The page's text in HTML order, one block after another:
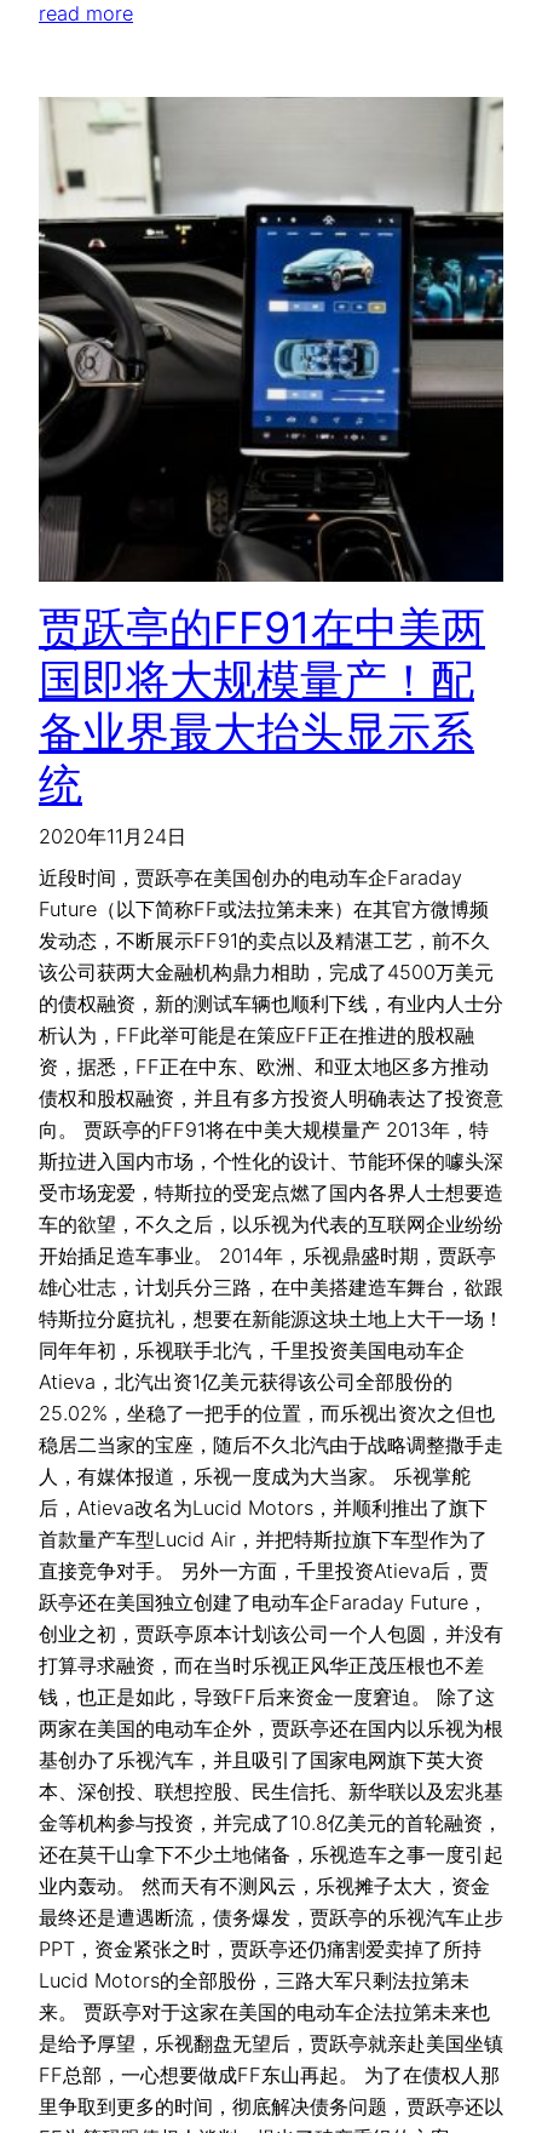
read more
贾跃亭的FF91在中美两
国即将大规模量产！配
备业界最大抬头显示系
统
2020年11月24日
近段时间，贾跃亭在美国创办的电动车企Faraday
Future（以下简称FF或法拉第未来）在其官方微博频
发动态，不断展示FF91的卖点以及精湛工艺，前不久
该公司获两大金融机构鼎力相助，完成了4500万美元
的债权融资，新的测试车辆也顺利下线，有业内人士分
析认为，FF此举可能是在策应FF正在推进的股权融
资，据悉，FF正在中东、欧洲、和亚太地区多方推动
债权和股权融资，并且有多方投资人明确表达了投资意
向。 贾跃亭的FF91将在中美大规模量产 2013年，特
斯拉进入国内市场，个性化的设计、节能环保的噱头深
受市场宠爱，特斯拉的受宠点燃了国内各界人士想要造
车的欲望，不久之后，以乐视为代表的互联网企业纷纷
开始插足造车事业。 2014年，乐视鼎盛时期，贾跃亭
雄心壮志，计划兵分三路，在中美搭建造车舞台，欲跟
特斯拉分庭抗礼，想要在新能源这块土地上大干一场！
同年年初，乐视联手北汽，千里投资美国电动车企
Atieva，北汽出资1亿美元获得该公司全部股份的
25.02%，坐稳了一把手的位置，而乐视出资次之但也
稳居二当家的宝座，随后不久北汽由于战略调整撒手走
人，有媒体报道，乐视一度成为大当家。 乐视掌舵
后，Atieva改名为Lucid Motors，并顺利推出了旗下
首款量产车型Lucid Air，并把特斯拉旗下车型作为了
直接竞争对手。 另外一方面，千里投资Atieva后，贾
跃亭还在美国独立创建了电动车企Faraday Future，
创业之初，贾跃亭原本计划该公司一个人包圆，并没有
打算寻求融资，而在当时乐视正风华正茂压根也不差
钱，也正是如此，导致FF后来资金一度窘迫。 除了这
两家在美国的电动车企外，贾跃亭还在国内以乐视为根
基创办了乐视汽车，并且吸引了国家电网旗下英大资
本、深创投、联想控股、民生信托、新华联以及宏兆基
金等机构参与投资，并完成了10.8亿美元的首轮融资，
还在莫干山拿下不少土地储备，乐视造车之事一度引起
业内轰动。 然而天有不测风云，乐视摊子太大，资金
最终还是遭遇断流，债务爆发，贾跃亭的乐视汽车止步
PPT，资金紧张之时，贾跃亭还仍痛割爱卖掉了所持
Lucid Motors的全部股份，三路大军只剩法拉第未
来。 贾跃亭对于这家在美国的电动车企法拉第未来也
是给予厚望，乐视翻盘无望后，贾跃亭就亲赴美国坐镇
FF总部，一心想要做成FF东山再起。 为了在债权人那
里争取到更多的时间，彻底解决债务问题，贾跃亭还以